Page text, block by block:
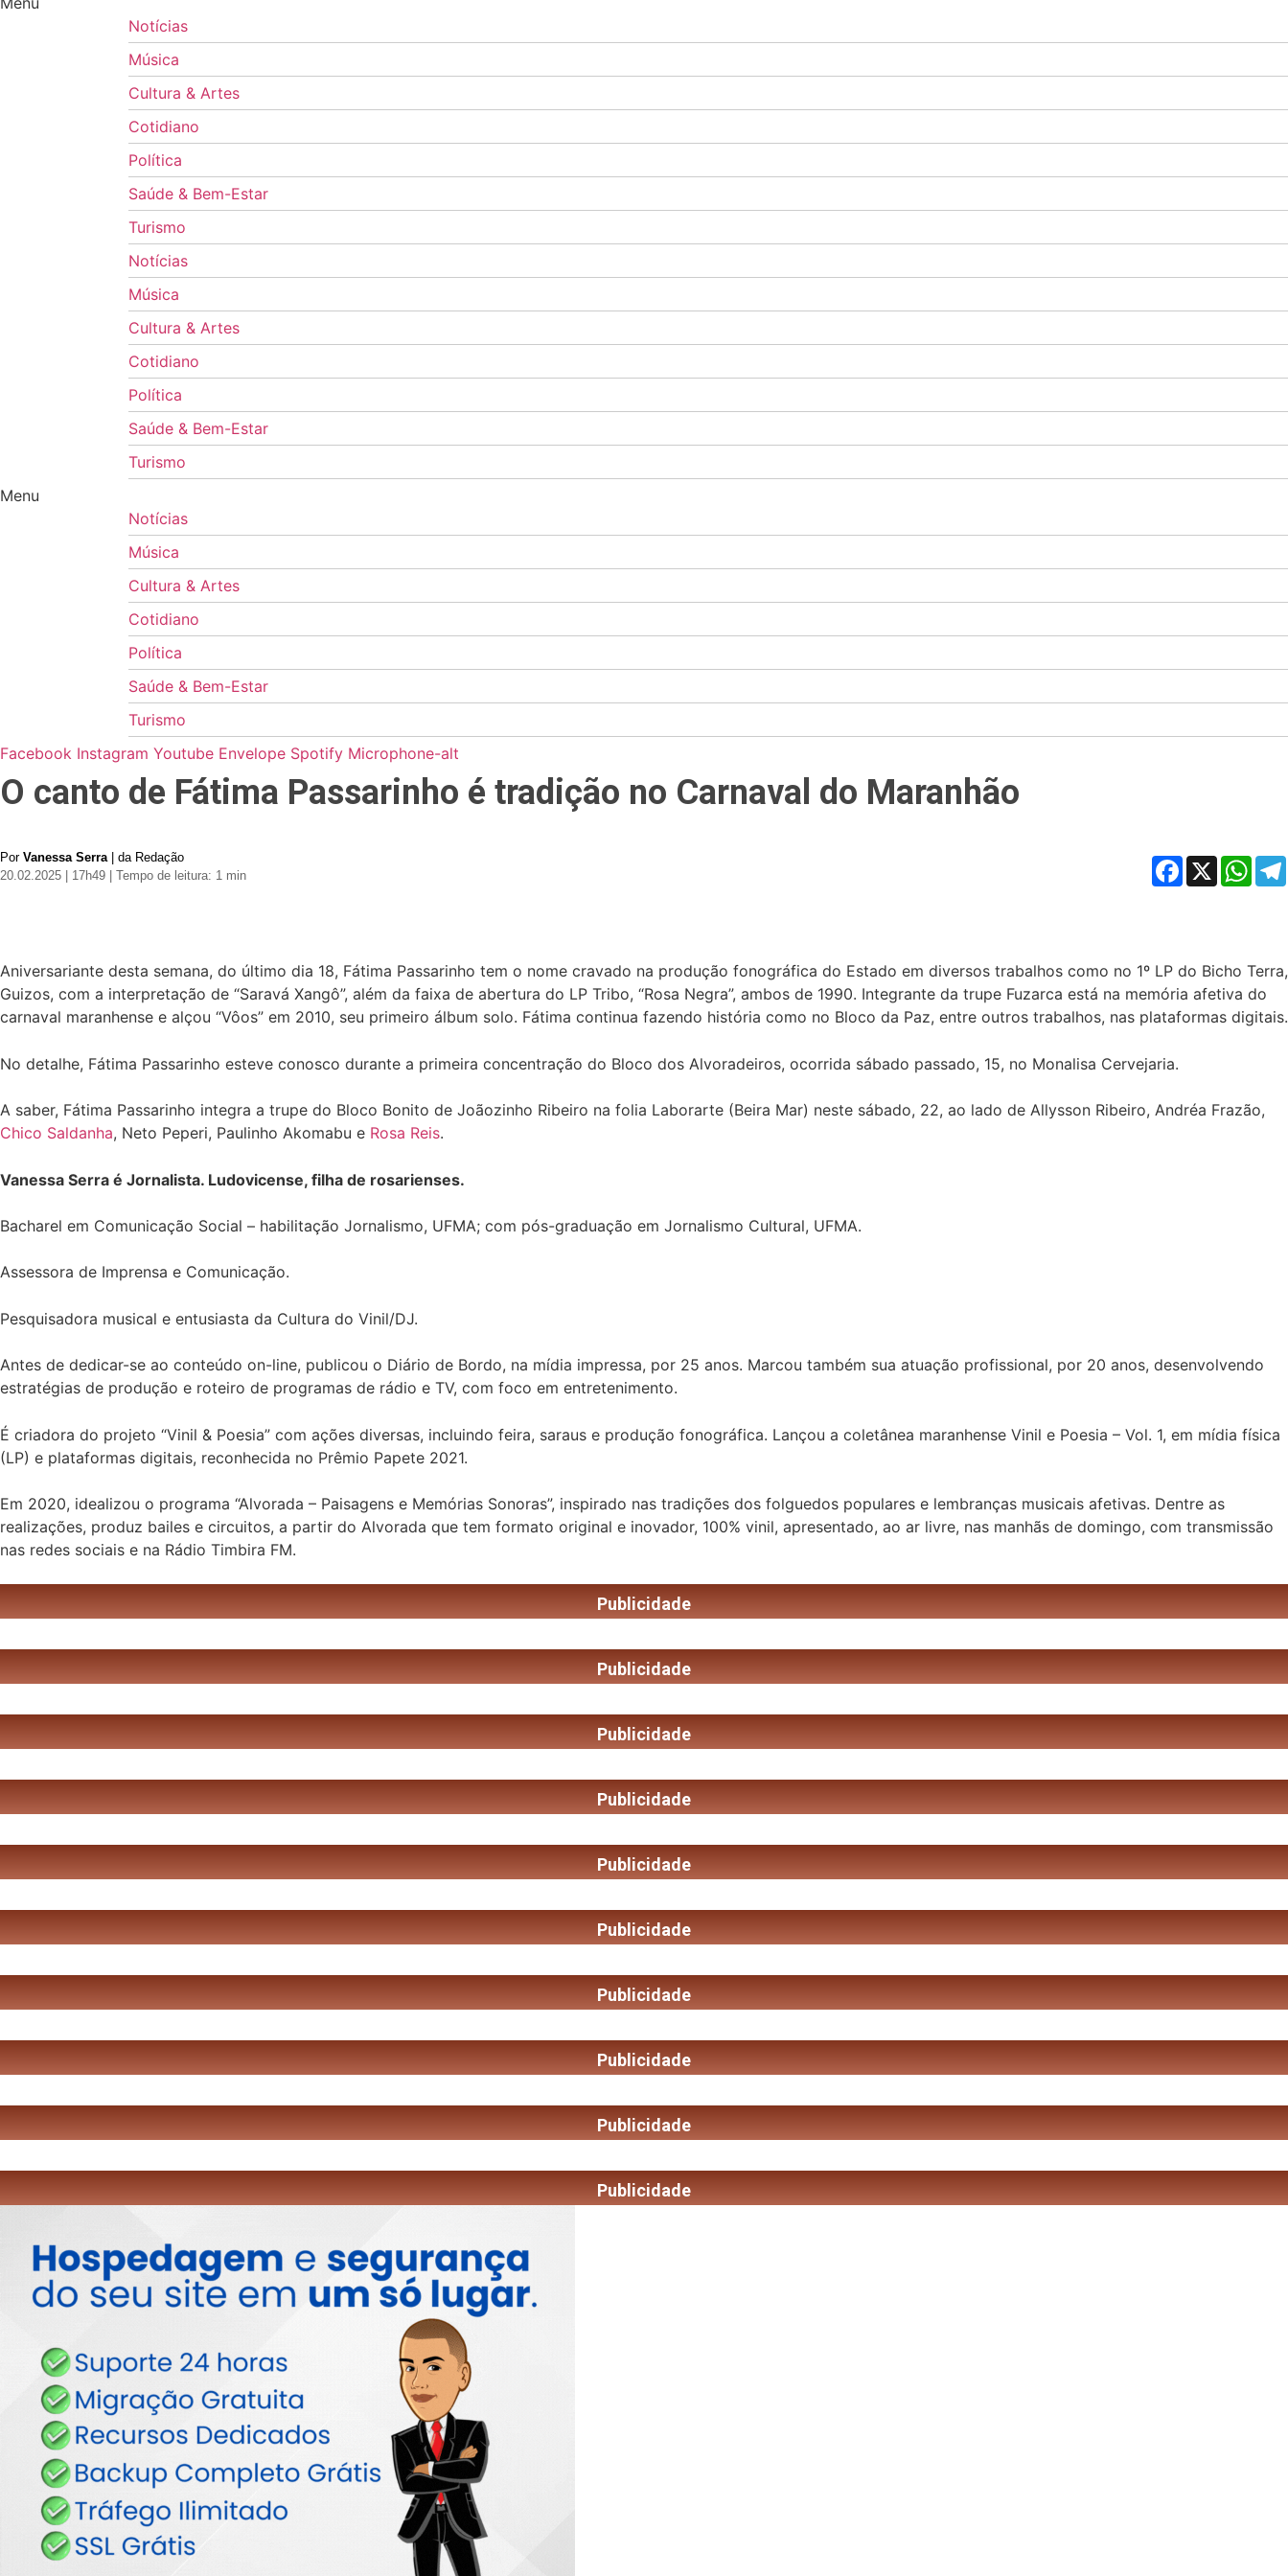
Notícias
Música
Cultura & Artes
Cotidiano
Política
Saúde & Bem-Estar
Turismo
Notícias
Música
Cultura & Artes
Cotidiano
Política
Saúde & Bem-Estar
Turismo
Menu
Notícias
Música
Cultura & Artes
Cotidiano
Política
Saúde & Bem-Estar
Turismo
Facebook Instagram Youtube Envelope Spotify Microphone-alt
O canto de Fátima Passarinho é tradição no Carnaval do Maranhão
Por Vanessa Serra| da Redação
20.02.2025 | 17h49
| Tempo de leitura: 1 min
Facebook
X
Aniversariante desta semana, do último dia 18, Fátima Passarinho tem o nome cravado na produção fonográfica do Estado em diversos trabalhos como no 1º LP do Bicho Terra,
Guizos, com a interpretação de “Saravá Xangô”, além da faixa de abertura do LP Tribo, “Rosa Negra”, ambos de 1990. Integrante da trupe Fuzarca está na memória afetiva do
carnaval maranhense e alçou “Vôos” em 2010, seu primeiro álbum solo. Fátima continua fazendo história como no Bloco da Paz, entre outros trabalhos, nas plataformas digitais.
No detalhe, Fátima Passarinho esteve conosco durante a primeira concentração do Bloco dos Alvoradeiros, ocorrida sábado passado, 15, no Monalisa Cervejaria.
A saber, Fátima Passarinho integra a trupe do Bloco Bonito de Joãozinho Ribeiro na folia Laborarte (Beira Mar) neste sábado, 22, ao lado de Allysson Ribeiro, Andréa Frazão,
Chico Saldanha, Neto Peperi, Paulinho Akomabu e Rosa Reis.
Vanessa Serra é Jornalista. Ludovicense, filha de rosarienses.
Bacharel em Comunicação Social – habilitação Jornalismo, UFMA; com pós-graduação em Jornalismo Cultural, UFMA.
Assessora de Imprensa e Comunicação.
Pesquisadora musical e entusiasta da Cultura do Vinil/DJ.
Antes de dedicar-se ao conteúdo on-line, publicou o Diário de Bordo, na mídia impressa, por 25 anos. Marcou também sua atuação profissional, por 20 anos, desenvolvendo
estratégias de produção e roteiro de programas de rádio e TV, com foco em entretenimento.
É criadora do projeto “Vinil & Poesia” com ações diversas, incluindo feira, saraus e produção fonográfica. Lançou a coletânea maranhense Vinil e Poesia – Vol. 1, em mídia física
(LP) e plataformas digitais, reconhecida no Prêmio Papete 2021.
Em 2020, idealizou o programa “Alvorada – Paisagens e Memórias Sonoras”, inspirado nas tradições dos folguedos populares e lembranças musicais afetivas. Dentre as
realizações, produz bailes e circuitos, a partir do Alvorada que tem formato original e inovador, 100% vinil, apresentado, ao ar livre, nas manhãs de domingo, com transmissão
nas redes sociais e na Rádio Timbira FM.
Publicidade
Publicidade
Publicidade
Publicidade
Publicidade
Publicidade
Publicidade
Publicidade
Publicidade
Publicidade